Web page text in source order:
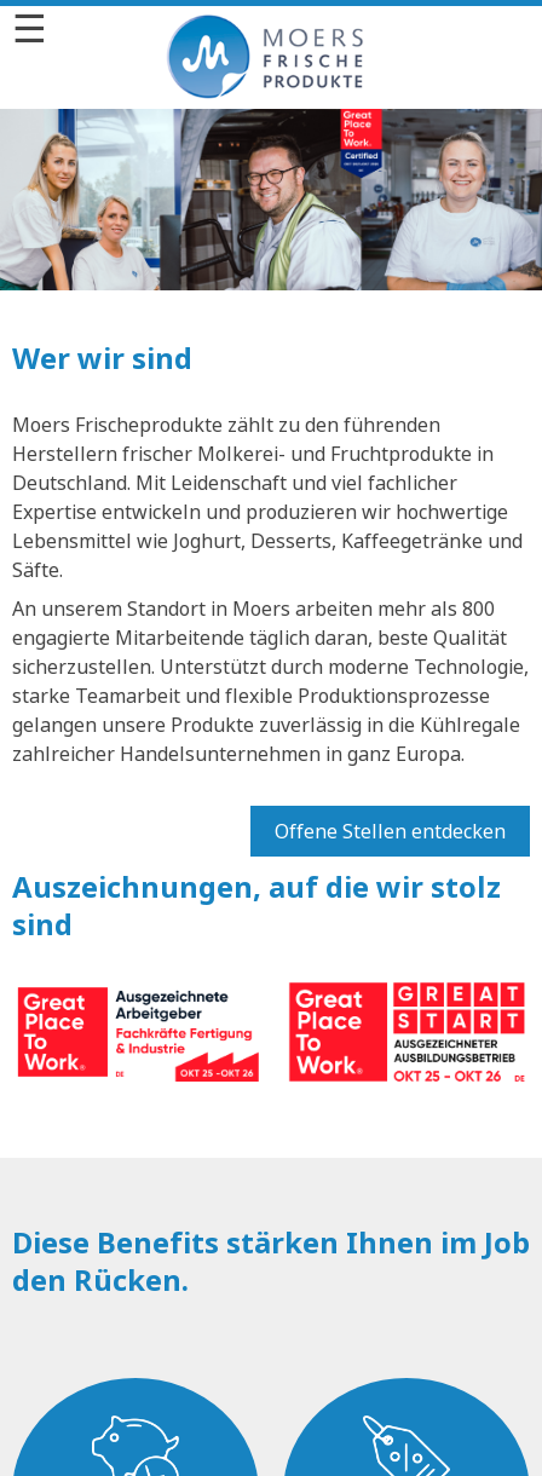
☰
Wer wir sind
Moers Frischeprodukte zählt zu den führenden
Herstellern frischer Molkerei- und Fruchtprodukte in
Deutschland. Mit Leidenschaft und viel fachlicher
Expertise entwickeln und produzieren wir hochwertige
Lebensmittel wie Joghurt, Desserts, Kaffeegetränke und
Säfte.
An unserem Standort in Moers arbeiten mehr als 800
engagierte Mitarbeitende täglich daran, beste Qualität
sicherzustellen. Unterstützt durch moderne Technologie,
starke Teamarbeit und flexible Produktionsprozesse
gelangen unsere Produkte zuverlässig in die Kühlregale
zahlreicher Handelsunternehmen in ganz Europa.
Offene Stellen entdecken
Auszeichnungen, auf die wir stolz
sind
Diese Benefits stärken Ihnen im Job
den Rücken.